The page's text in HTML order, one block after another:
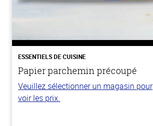
ESSENTIELS DE CUISINE
Papier parchemin précoupé
Veuillez sélectionner un magasin pour
voir les prix.